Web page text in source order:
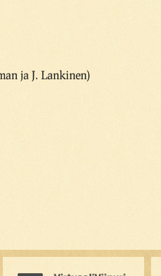
ja J. Lankinen)